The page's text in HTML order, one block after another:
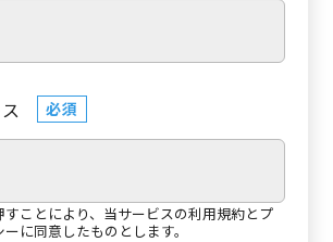
必須
ことにより、当サービスの利用規約と プ
ーに同意したものとします。